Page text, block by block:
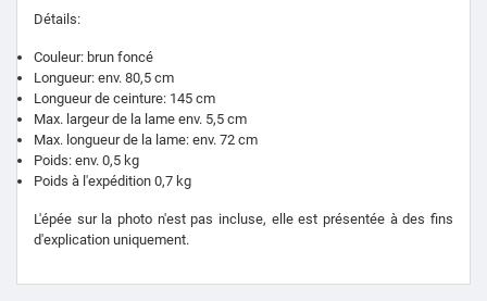
Détails:
Couleur: brun foncé
Longueur: env. 80,5 cm
Longueur de ceinture: 145 cm
Max. largeur de la lame env. 5,5 cm
Max. longueur de la lame: env. 72 cm
Poids: env. 0,5 kg
Poids à l'expédition 0,7 kg
L'épée sur la photo n'est pas incluse, elle est présentée à des fins
d'explication uniquement.